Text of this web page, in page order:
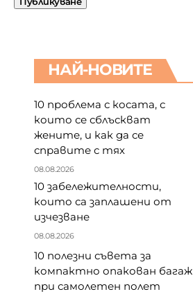
НАЙ-НОВИТЕ
10 проблема с косата, с
които се сблъскват
жените, и как да се
справите с тях
08.08.2026
10 забележителности,
които са заплашени от
изчезване
08.08.2026
10 полезни съвета за
компактно опакован багаж
при самолетен полет